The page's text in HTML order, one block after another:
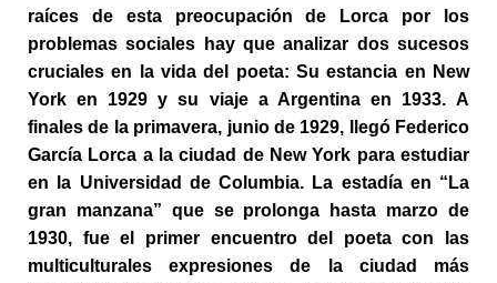
raíces de esta preocupación de Lorca por los
problemas sociales hay que analizar dos sucesos
cruciales en la vida del poeta: Su estancia en New
York en 1929 y su viaje a Argentina en 1933. A
finales de la primavera, junio de 1929, llegó Federico
García Lorca a la ciudad de New York para estudiar
en la Universidad de Columbia. La estadía en “La
gran manzana” que se prolonga hasta marzo de
1930, fue el primer encuentro del poeta con las
multiculturales expresiones de la ciudad más